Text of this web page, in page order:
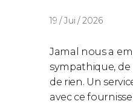
19 / Jui / 2026
Jamal nous a
sympathique,
de rien. Un
avec ce